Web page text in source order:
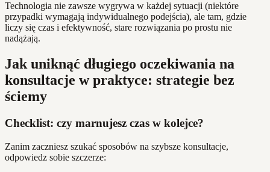
Technologia nie zawsze wygrywa w każdej sytuacji (niektóre
przypadki wymagają indywidualnego podejścia), ale tam, gdzie
liczy się czas i efektywność, stare rozwiązania po prostu nie
nadążają.
Jak uniknąć długiego oczekiwania na
konsultacje w praktyce: strategie bez
ściemy
Checklist: czy marnujesz czas w kolejce?
Zanim zaczniesz szukać sposobów na szybsze konsultacje,
odpowiedz sobie szczerze: